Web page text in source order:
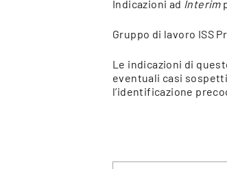
Indicazioni ad Interim
Gruppo di lavoro ISS
Le indicazioni di
eventuali casi
l’identificazione